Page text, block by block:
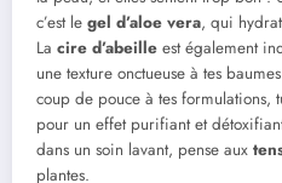
c’est le gel d’aloe vera, qui
La cire d’abeille est également
une texture onctueuse à tes
coup de pouce à tes formulations,
pour un effet purifiant et
dans un soin lavant, pense aux
plantes.